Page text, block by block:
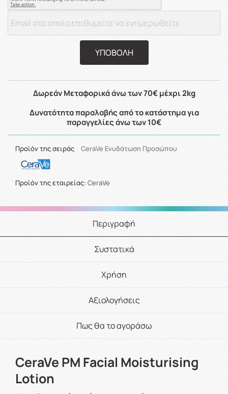
ΥΠΟΒΟΛΗ
Δωρεάν Μεταφορικά άνω των 70€ μέχρι 2kg
Δυνατότητα παραλαβής από το κατάστημα για
παραγγελίες άνω των 10€
Προϊόν της σειράς CeraVe Ενυδάτωση Προσώπου
Προϊόν της εταιρείας: CeraVe
Περιγραφή
Συστατικά
Χρήση
Αξιολογήσεις
Πως θα το αγοράσω
CeraVe PM Facial Moisturising
Lotion